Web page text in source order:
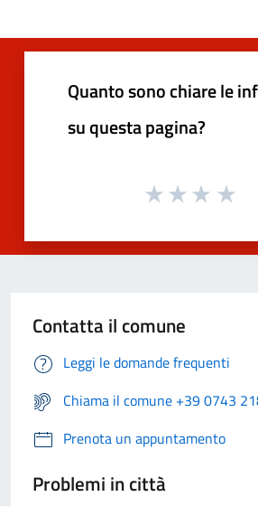
Quanto sono chiare le
su questa pagina?
Contatta il comune
Leggi le domande frequenti
Chiama il comune +39 0743
Prenota un appuntamento
Problemi in città